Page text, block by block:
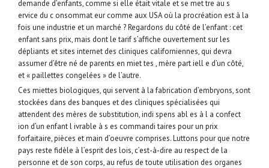
demande d’enfants, comme si elle était vitale et se met tre au s
ervice du c onsommat eur comme aux USA où la procréation est à la
fois une industrie et un marché ? Regardons du côté de l’enfant : cet
enfant sans prix, mais dont le tarif s’affiche ouvertement sur les
dépliants et sites internet des cliniques californiennes, qui devra
assumer d’être né de parents en miet tes , mère part iell e d’un côté,
et « paillettes congelées » de l’autre.
Ces miettes biologiques, qui servent à la fabrication d’embryons, sont
stockées dans des banques et des cliniques spécialisées qui
attendent des mères de substitution, indi spens abl es à l a confect
ion d’un enfant l ivrable à s es commandi taires pour un prix
forfaitaire, pièces et main d’oeuvre comprises. Luttons pour que notre
pays reste fidèle à l’esprit des lois, c’est-à-dire au respect de la
personne et de son corps, au refus de toute utilisation des organes